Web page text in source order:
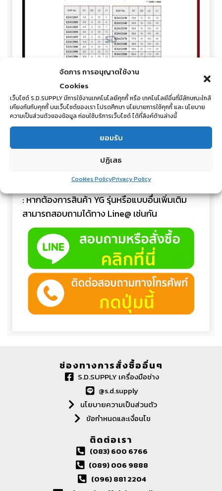
จัดการ การอนุญาตใช้งาน
Cookies
เว็บไซต์ S.D.SUPPLY มีการใช้งานเทคโนโลยีคุกกี้ หรือ เทคโนโลยีอื่นที่มีลักษณะใกล้
เคียงกันกับคุกกี้ บนเว็บไซต์ของเรา โปรดศึกษา นโยบายการใช้คุกกี้ และ นโยบาย
ความเป็นส่วนตัวของข้อมูล ก่อนใช้บริการเว็บไซต์ ได้ที่ลิงค์ด้านล่างนี้
ยอมรับ
ปฏิเสธ
Cookies PolicyPrivacy Policy
: สนใจสั่งซื้อ, ขอรายละเอียดสินค้า, สอบถามราคา
หรือขอใบเสนอราคา ได้ทาง Line: @s.d.supply
: หากต้องการสินค้า YG รุ่นหรือแบบอื่นเพิ่มเติม
สามารถสอบถามได้ทาง Line@ เช่นกัน
ช่องทางการสั่งซื้ออื่นๆ
S.D.SUPPLY เครื่องมือช่าง
@s.d.supply
นโยบายความเป็นส่วนตัว
ข้อกำหนดและเงื่อนไข
ติดต่อเรา
(083) 600 6766
(089) 006 9888
(096) 881 2204